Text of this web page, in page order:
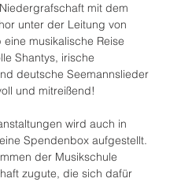
mit dem
unter der Leitung von
eine musikalische Reise
Shantys, irische
deutsche Seemannslieder
und mitreißend!
wird auch in
Spendenbox aufgestellt.
der Musikschule
zugute, die sich dafür